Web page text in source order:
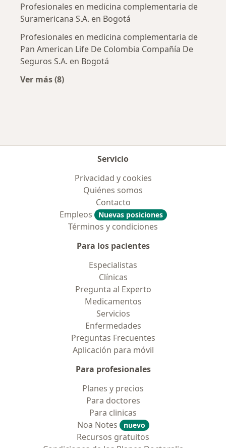
Profesionales en medicina complementaria de
Suramericana S.A. en Bogotá
Profesionales en medicina complementaria de
Pan American Life De Colombia Compañía De
Seguros S.A. en Bogotá
Ver más (8)
Servicio
Privacidad y cookies
Quiénes somos
Contacto
Empleos
Nuevas posiciones
Términos y condiciones
Para los pacientes
Especialistas
Clínicas
Pregunta al Experto
Medicamentos
Servicios
Enfermedades
Preguntas Frecuentes
Aplicación para móvil
Para profesionales
Planes y precios
Para doctores
Para clinicas
Noa Notes
nuevo
Recursos gratuitos